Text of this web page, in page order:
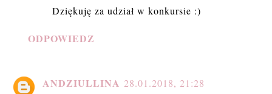
Dziękuję za udział w konkursie :)
ODPOWIEDZ
ANDZIULLINA 28.01.2018, 21:28